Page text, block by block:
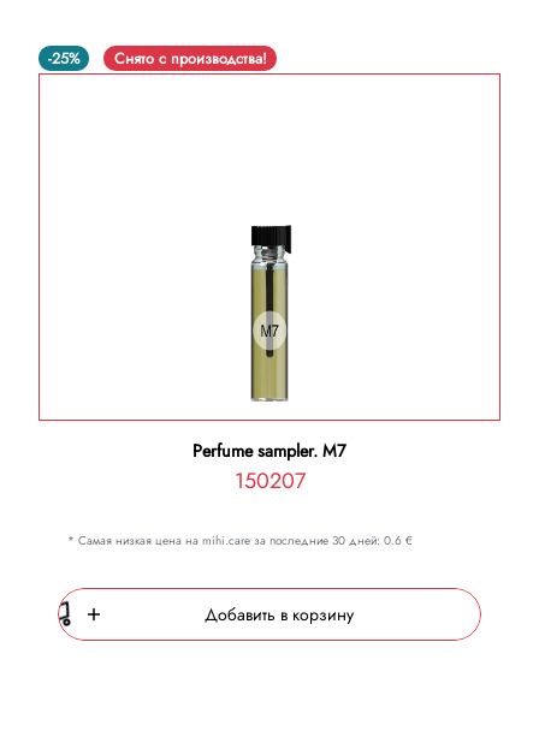
-25% Снято с производства!
Perfume sampler. M7
150207
* Самая низкая цена на mihi.care за последние 30 дней: 0.6 €
Добавить в корзину